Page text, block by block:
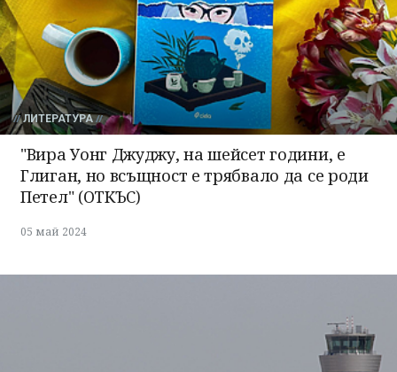
ЛИТЕРАТУРА
"Вира Уонг Джуджу, на шейсет години, е
Глиган, но всъщност е трябвало да се роди
Петел" (ОТКЪС)
05 май 2024